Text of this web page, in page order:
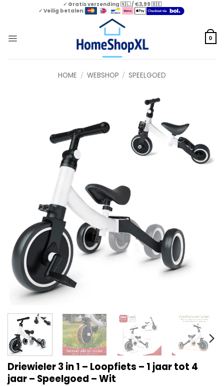
✓ Gratis verzending 🇳🇱 / €3,99 🇧🇪
✓ Veilig betalen:
0
HOME / WEBSHOP / SPEELGOED
Driewieler 3 in 1 – Loopfiets – 1 jaar tot 4
jaar – Speelgoed – Wit